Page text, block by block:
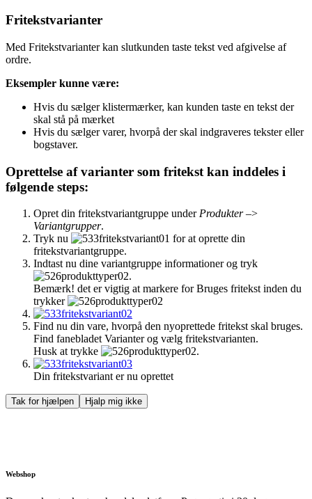
Fritekstvarianter
Med Fritekstvarianter kan slutkunden taste tekst ved afgivelse af
ordre.
Eksempler kunne være:
Hvis du sælger klistermærker, kan kunden taste en tekst der
skal stå på mærket
Hvis du sælger varer, hvorpå der skal indgraveres tekster eller
bogstaver.
Oprettelse af varianter som fritekst kan inddeles i
følgende steps:
Opret din fritekstvariantgruppe underProdukter–>
Variantgrupper.
Tryk nu
for at oprette din
fritekstvariantgruppe.
Indtast nu dine variantgruppe informationer og tryk
.
Bemærk! det er vigtig at markere for Bruges fritekst inden du
trykker
Find nu din vare, hvorpå den nyoprettede fritekst skal bruges.
Find fanebladet Varianter og vælg fritekstvarianten.
Husk at trykke
.
Din fritekstvariant er nu oprettet
Tak for hjælpen Hjalp mig ikke
Webshop